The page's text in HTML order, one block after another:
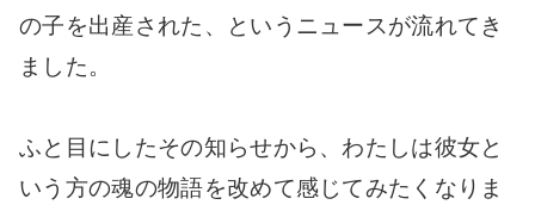
の子を出産された、というニュースが流れてき
ました。
ふと目にしたその知らせから、わたしは彼女と
いう方の魂の物語を改めて感じてみたくなりま